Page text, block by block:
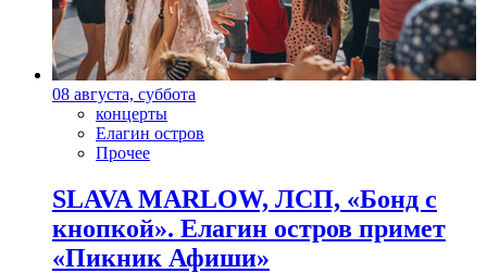
08 августа, суббота
концерты
Елагин остров
Прочее
SLAVA MARLOW, ЛСП, «Бонд с
кнопкой». Елагин остров примет
«Пикник Афиши»